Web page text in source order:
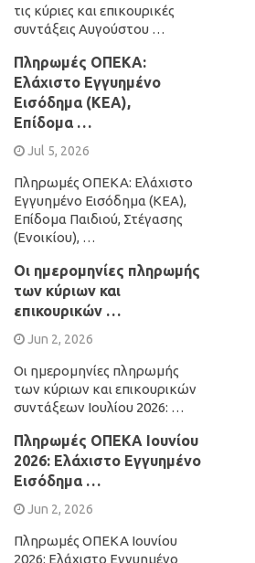
τις κύριες και επικουρικές
συντάξεις Αυγούστου …
Πληρωμές ΟΠΕΚΑ:
Ελάχιστο Εγγυημένο
Εισόδημα (ΚΕΑ),
Επίδομα …
Jul 5, 2026
Πληρωμές ΟΠΕΚΑ: Ελάχιστο
Εγγυημένο Εισόδημα (ΚΕΑ),
Επίδομα Παιδιού, Στέγασης
(Ενοικίου), …
Οι ημερομηνίες πληρωμής
των κύριων και
επικουρικών …
Jun 2, 2026
Οι ημερομηνίες πληρωμής
των κύριων και επικουρικών
συντάξεων Ιουλίου 2026: …
Πληρωμές ΟΠΕΚΑ Ιουνίου
2026: Ελάχιστο Εγγυημένο
Εισόδημα …
Jun 2, 2026
Πληρωμές ΟΠΕΚΑ Ιουνίου
2026: Ελάχιστο Εγγυημένο